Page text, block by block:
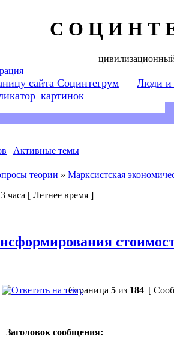
С О Ц И Н Т
сайта Социнтегрум
Люди и
| Активные темы
теории » Марксистская
часа [ Летнее время ]
Страница 5 из 184 [
Заголовок сообщения: